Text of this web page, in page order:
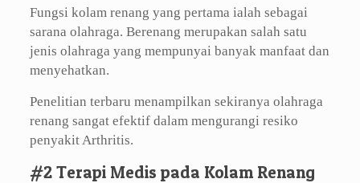
Fungsi kolam renang yang pertama ialah sebagai
sarana olahraga. Berenang merupakan salah satu
jenis olahraga yang mempunyai banyak manfaat dan
menyehatkan.
Penelitian terbaru menampilkan sekiranya olahraga
renang sangat efektif dalam mengurangi resiko
penyakit Arthritis.
#2 Terapi Medis pada Kolam Renang